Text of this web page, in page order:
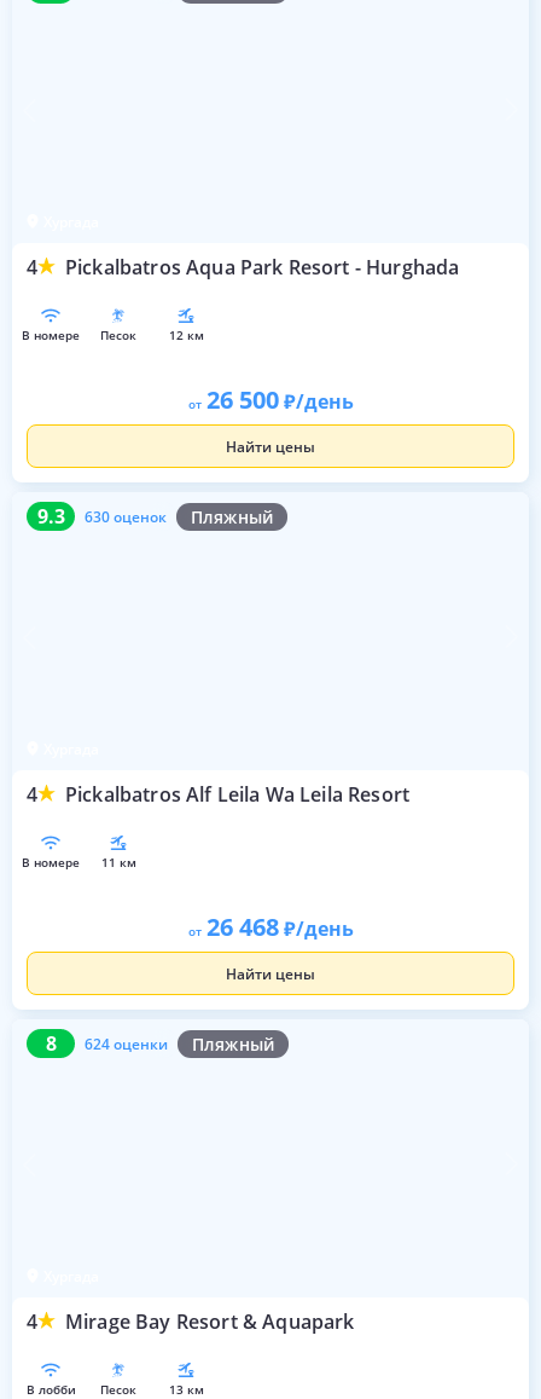
4 Pickalbatros Aqua Park Resort - Hurghada
в номере песок 12 км
от 26 500 /день
Найти цены
9.3 630 оценок Пляжный
4 Pickalbatros Alf Leila Wa Leila Resort
9.3 630 оценок
в номере 11 км
от 26 468 /день
Найти цены
8 624 оценки Пляжный
4 Mirage Bay Resort & Aquapark
8 624 оценки
в лобби песок 13 км